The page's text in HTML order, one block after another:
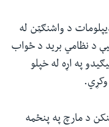
د واشنګټن له
د نظامي برید د ځواب
په اړه له خپلو
وکړي.
د مارچ په پنځمه